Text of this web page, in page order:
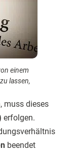
einem
lassen,
muss dieses
erfolgen.
beendet